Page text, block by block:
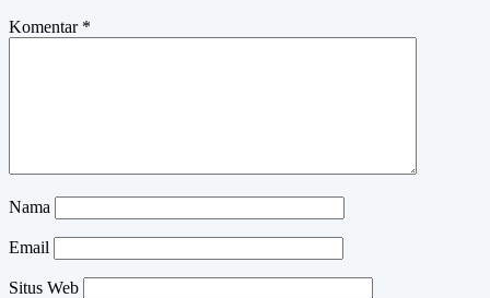
Komentar *
Nama
Email
Situs Web